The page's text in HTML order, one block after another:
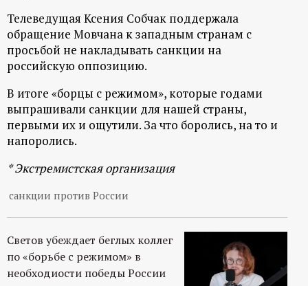
Телеведущая Ксения Собчак поддержала
обращение Мовчана к западным странам с
просьбой не накладывать санкции на
российскую оппозицию.
В итоге «борцы с режимом», которые годами
выпрашивали санкции для нашей страны,
первыми их и ощутили. За что боролись, на то и
напоролись.
* Экстремистская организация
санкции против России
Светов убеждает беглых коллег
по «борьбе с режимом» в
необходиости победы России